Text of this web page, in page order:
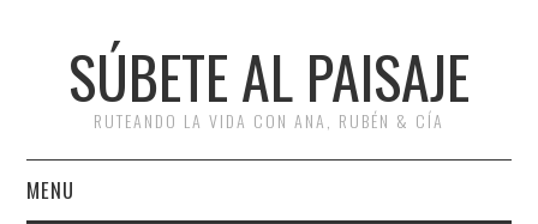
SÚBETE AL PAISAJE
RUTEANDO LA VIDA CON ANA, RUBÉN & CÍA
MENU